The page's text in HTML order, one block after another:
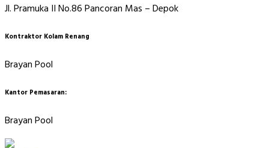
Jl. Pramuka II No.86 Pancoran Mas – Depok
Kontraktor Kolam Renang
Brayan Pool
Kantor Pemasaran:
Brayan Pool